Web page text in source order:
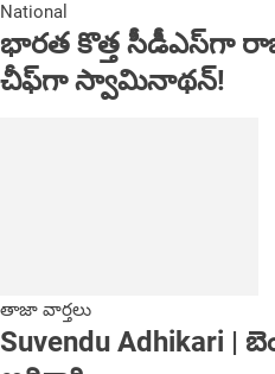
National
భారత కొత్త సీడీఎస్‌గా
చీఫ్‌గా స్వామినాథన్!
తాజా వార్తలు
Suvendu Adhikari |